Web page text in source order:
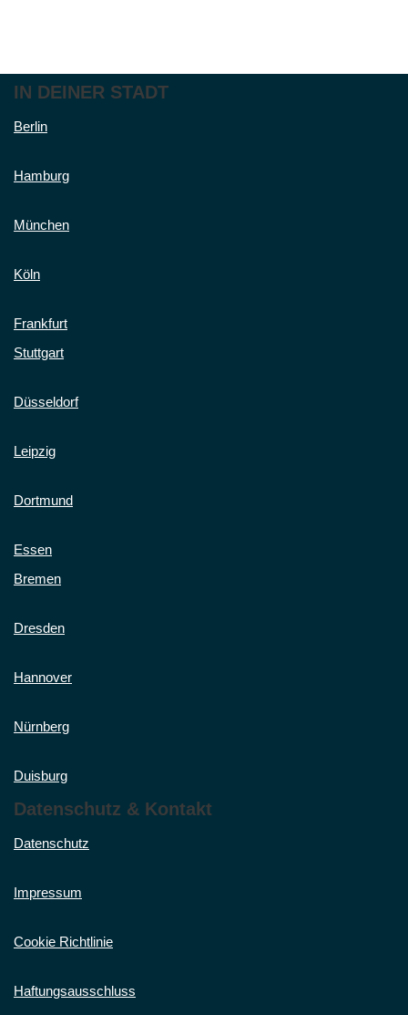
IN DEINER STADT
Berlin
Hamburg
München
Köln
Frankfurt
Stuttgart
Düsseldorf
Leipzig
Dortmund
Essen
Bremen
Dresden
Hannover
Nürnberg
Duisburg
Datenschutz & Kontakt
Datenschutz
Impressum
Cookie Richtlinie
Haftungsausschluss